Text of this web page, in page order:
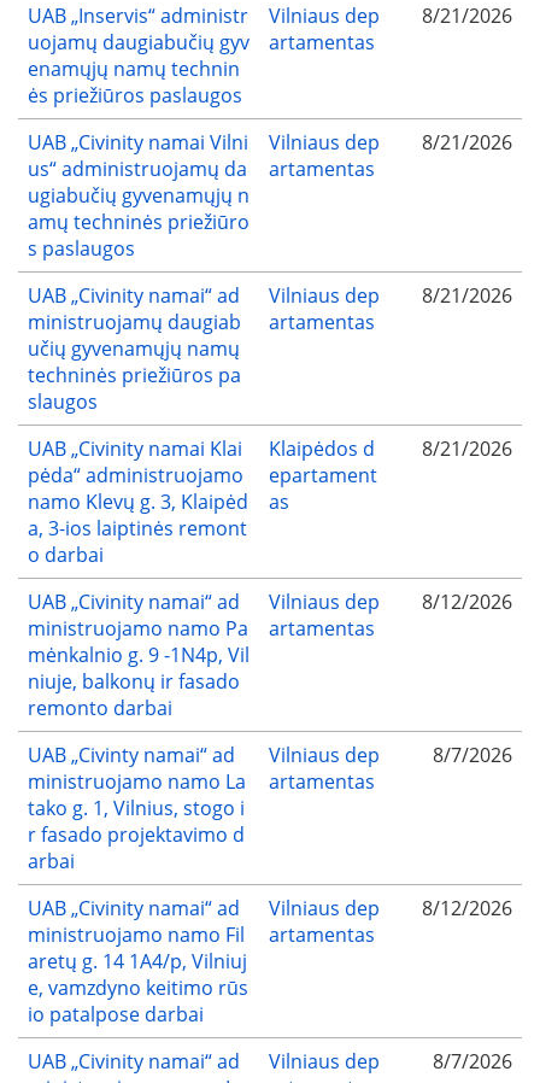
UAB „Inservis“ administr
uojamų daugiabučių gyv
enamųjų namų technin
ės priežiūros paslaugos
Vilniaus dep
artamentas
8/21/2026
UAB „Civinity namai Vilni
us“ administruojamų da
ugiabučių gyvenamųjų n
amų techninės priežiūro
s paslaugos
Vilniaus dep
artamentas
8/21/2026
UAB „Civinity namai“ ad
ministruojamų daugiab
učių gyvenamųjų namų
techninės priežiūros pa
slaugos
Vilniaus dep
artamentas
8/21/2026
UAB „Civinity namai Klai
pėda“ administruojamo
namo Klevų g. 3, Klaipėd
a, 3-ios laiptinės remont
o darbai
Klaipėdos d
epartament
as
8/21/2026
UAB „Civinity namai“ ad
ministruojamo namo Pa
mėnkalnio g. 9 -1N4p, Vil
niuje, balkonų ir fasado
remonto darbai
Vilniaus dep
artamentas
8/12/2026
UAB „Civinty namai“ ad
ministruojamo namo La
tako g. 1, Vilnius, stogo i
r fasado projektavimo d
arbai
Vilniaus dep
artamentas
8/7/2026
UAB „Civinity namai“ ad
ministruojamo namo Fil
aretų g. 14 1A4/p, Vilniuj
e, vamzdyno keitimo rūs
io patalpose darbai
Vilniaus dep
artamentas
8/12/2026
UAB „Civinity namai“ ad
Vilniaus dep
8/7/2026